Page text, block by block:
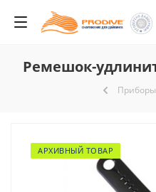
Ремешок-
АРХИВНЫЙ ТОВАР